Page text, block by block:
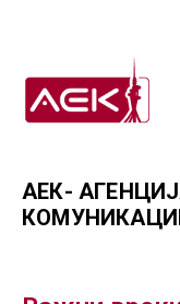
АЕК-